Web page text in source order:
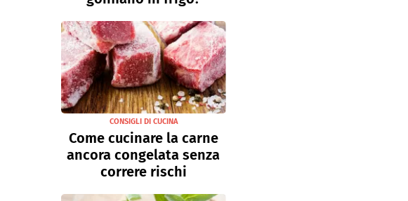
CONSIGLI DI CUCINA
Come cucinare la carne
ancora congelata senza
correre rischi